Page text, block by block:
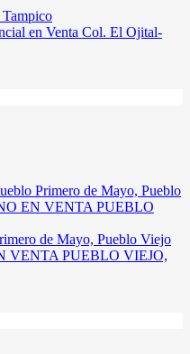
en Venta Col. El Ojital-
de Mayo, Pueblo Viejo
VENTA PUEBLO VIEJO,